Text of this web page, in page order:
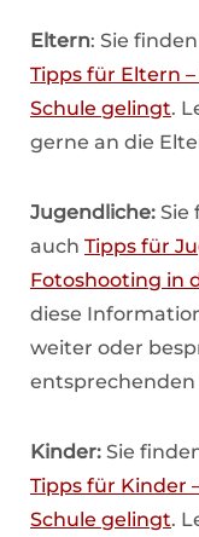
Eltern: Sie
Tipps für Eltern
Schule gelingt.
gerne an die
Jugendliche: Sie
auch Tipps für
Fotoshooting in
diese
weiter oder
entsprechenden
Kinder: Sie
Tipps für Kinder
Schule gelingt.